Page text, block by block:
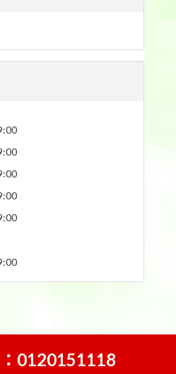
金&ブランド買取専門店 All Rights Reserved.
0120151118